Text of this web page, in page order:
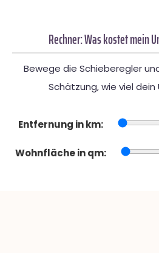
Rechner: Was kostet mein
Bewege die Schieberegler
Schätzung, wie viel
Entfernung in km:
Wohnfläche in qm: